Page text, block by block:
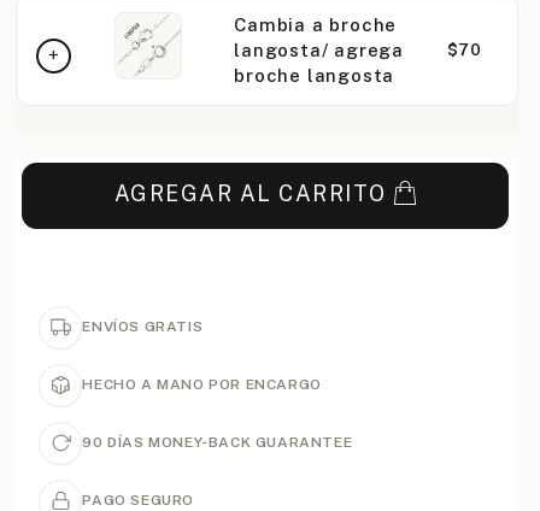
Cambia a broche
langosta/ agrega
broche langosta
$70
AGREGAR AL CARRITO
ENVÍOS GRATIS
HECHO A MANO POR ENCARGO
90 DÍAS MONEY-BACK GUARANTEE
PAGO SEGURO